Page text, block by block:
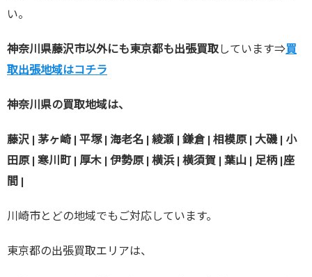
い。
神奈川県藤沢市以外にも東京都も出張買取しています⇒買
取出張地域はコチラ
神奈川県の買取地域は、
藤沢 | 茅ヶ崎 | 平塚 | 海老名 | 綾瀬 | 鎌倉 | 相模原 | 大磯 | 小
田原 | 寒川町 | 厚木 | 伊勢原 | 横浜 | 横須賀 | 葉山 | 足柄 |座
間 |
川崎市とどの地域でもご対応しています。
東京都の出張買取エリアは、